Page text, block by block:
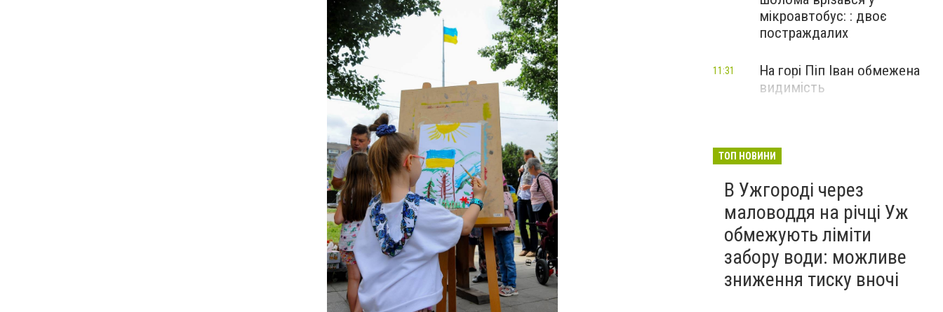
мікроавтобус: : двоє
постраждалих
На горі Піп Іван обмежена
видимість
11:31
ТОП НОВИНИ
В Ужгороді через
маловоддя на річці Уж
обмежують ліміти
забору води: можливе
зниження тиску вночі